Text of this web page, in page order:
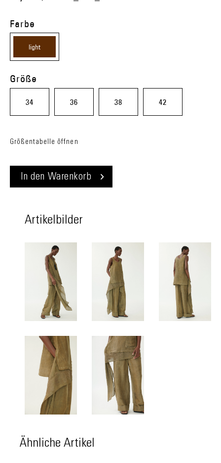
Farbe
light
(70)
Größe
34 36 38 42
Größentabelle öffnen
In den Warenkorb
Artikelbilder
Ähnliche Artikel